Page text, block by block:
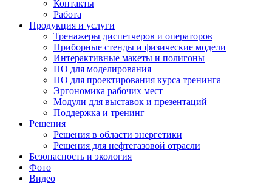
Контакты
Работа
Продукция и услуги
Тренажеры диспетчеров и операторов
Приборные стенды и физические модели
Интерактивные макеты и полигоны
ПО для моделирования
ПО для проектирования курса тренинга
Эргономика рабочих мест
Модули для выставок и презентаций
Поддержка и тренинг
Решения
Решения в области энергетики
Решения для нефтегазовой отрасли
Безопасность и экология
Фото
Видео